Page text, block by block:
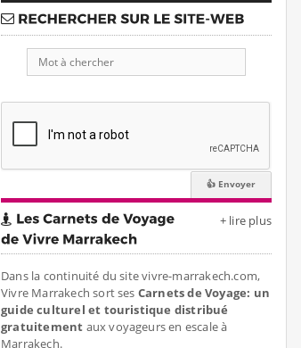
+ lire plus
Dans la continuité du site vivre-marrakech.com,
Vivre Marrakech sort ses Carnets de Voyage: un
guide culturel et touristique distribué
gratuitement aux voyageurs en escale à
Marrakech.